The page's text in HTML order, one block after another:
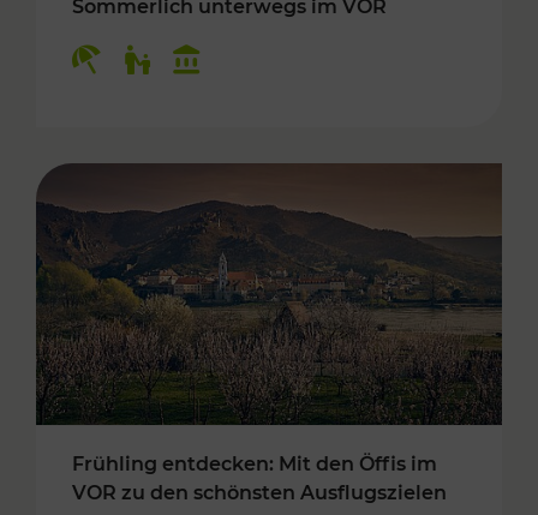
Sommerlich unterwegs im VOR
Frühling entdecken: Mit den Öffis im
VOR zu den schönsten Ausflugszielen